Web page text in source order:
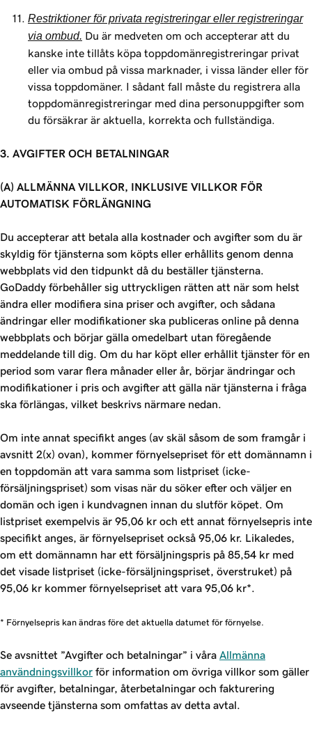
Restriktioner för privata registreringar eller registreringar
via ombud. Du är medveten om och accepterar att du
kanske inte tillåts köpa toppdomänregistreringar privat
eller via ombud på vissa marknader, i vissa länder eller för
vissa toppdomäner. I sådant fall måste du registrera alla
toppdomänregistreringar med dina personuppgifter som
du försäkrar är aktuella, korrekta och fullständiga.
3. AVGIFTER OCH BETALNINGAR
(A) ALLMÄNNA VILLKOR, INKLUSIVE VILLKOR FÖR
AUTOMATISK FÖRLÄNGNING
Du accepterar att betala alla kostnader och avgifter som du är
skyldig för tjänsterna som köpts eller erhållits genom denna
webbplats vid den tidpunkt då du beställer tjänsterna.
GoDaddy förbehåller sig uttryckligen rätten att när som helst
ändra eller modifiera sina priser och avgifter, och sådana
ändringar eller modifikationer ska publiceras online på denna
webbplats och börjar gälla omedelbart utan föregående
meddelande till dig. Om du har köpt eller erhållit tjänster för en
period som varar flera månader eller år, börjar ändringar och
modifikationer i pris och avgifter att gälla när tjänsterna i fråga
ska förlängas, vilket beskrivs närmare nedan.
Om inte annat specifikt anges (av skäl såsom de som framgår i
avsnitt 2(x) ovan), kommer förnyelsepriset för ett domännamn i
en toppdomän att vara samma som listpriset (icke-
försäljningspriset) som visas när du söker efter och väljer en
domän och igen i kundvagnen innan du slutför köpet. Om
listpriset exempelvis är 95,06 kr och ett annat förnyelsepris inte
specifikt anges, är förnyelsepriset också 95,06 kr. Likaledes,
om ett domännamn har ett försäljningspris på 85,54 kr med
det visade listpriset (icke-försäljningspriset, överstruket) på
95,06 kr kommer förnyelsepriset att vara 95,06 kr*.
* Förnyelsepris kan ändras före det aktuella datumet för förnyelse.
Se avsnittet ”Avgifter och betalningar” i våra Allmänna
användningsvillkor för information om övriga villkor som gäller
för avgifter, betalningar, återbetalningar och fakturering
avseende tjänsterna som omfattas av detta avtal.